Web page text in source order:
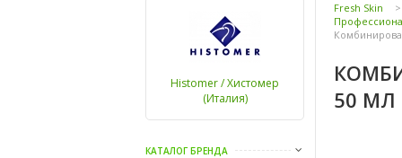
Histomer / Хистомер
(Италия)
КАТАЛОГ БРЕНДА
Fresh Skin >
50 МЛ